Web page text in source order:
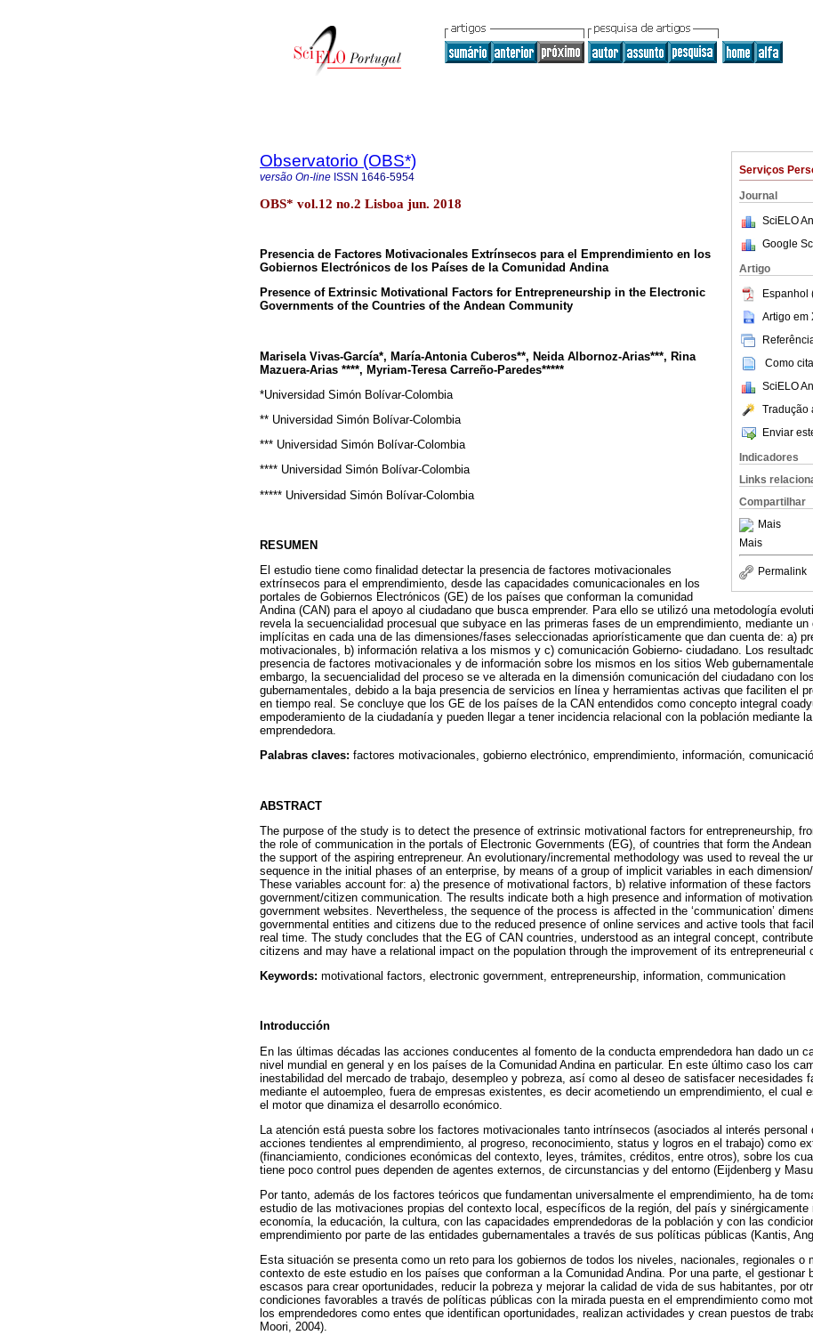
Serviços
Journal
SciELO
Google
Artigo
Espanhol
Artigo em
Como
SciELO
Tradução
Enviar
Indicadores
Links
Compartilhar
Mais
Mais
Permalink
Observatorio (OBS*)
versão On-line ISSN 1646-5954
OBS* vol.12 no.2 Lisboa jun. 2018
Presencia de Factores Motivacionales Extrínsecos para el Emprendimiento en los
Gobiernos Electrónicos de los Países de la Comunidad Andina
Presence of Extrinsic Motivational Factors for Entrepreneurship in the Electronic
Governments of the Countries of the Andean Community
Marisela Vivas-García*, María-Antonia Cuberos**, Neida Albornoz-Arias***, Rina
Mazuera-Arias ****, Myriam-Teresa Carreño-Paredes*****
*Universidad Simón Bolívar-Colombia
** Universidad Simón Bolívar-Colombia
*** Universidad Simón Bolívar-Colombia
**** Universidad Simón Bolívar-Colombia
***** Universidad Simón Bolívar-Colombia
RESUMEN
El estudio tiene como finalidad detectar la presencia de factores motivacionales
extrínsecos para el emprendimiento, desde las capacidades comunicacionales en los
portales de Gobiernos Electrónicos (GE) de los países que conforman la comunidad
Andina (CAN) para el apoyo al ciudadano que busca emprender. Para ello se utilizó una metodología
revela la secuencialidad procesual que subyace en las primeras fases de un emprendimiento, mediante un
implícitas en cada una de las dimensiones/fases seleccionadas apriorísticamente que dan cuenta de: a)
motivacionales, b) información relativa a los mismos y c) comunicación Gobierno- ciudadano. Los
presencia de factores motivacionales y de información sobre los mismos en los sitios Web
embargo, la secuencialidad del proceso se ve alterada en la dimensión comunicación del ciudadano con
gubernamentales, debido a la baja presencia de servicios en línea y herramientas activas que faciliten el
en tiempo real. Se concluye que los GE de los países de la CAN entendidos como concepto integral
empoderamiento de la ciudadanía y pueden llegar a tener incidencia relacional con la población mediante
emprendedora.
Palabras claves: factores motivacionales, gobierno electrónico, emprendimiento, información,
ABSTRACT
The purpose of the study is to detect the presence of extrinsic motivational factors for entrepreneurship,
the role of communication in the portals of Electronic Governments (EG), of countries that form the
the support of the aspiring entrepreneur. An evolutionary/incremental methodology was used to reveal the
sequence in the initial phases of an enterprise, by means of a group of implicit variables in each
These variables account for: a) the presence of motivational factors, b) relative information of these
government/citizen communication. The results indicate both a high presence and information of
government websites. Nevertheless, the sequence of the process is affected in the ‘communication’
governmental entities and citizens due to the reduced presence of online services and active tools that
real time. The study concludes that the EG of CAN countries, understood as an integral concept,
citizens and may have a relational impact on the population through the improvement of its entrepreneurial
Keywords: motivational factors, electronic government, entrepreneurship, information, communication
Introducción
En las últimas décadas las acciones conducentes al fomento de la conducta emprendedora han dado un
nivel mundial en general y en los países de la Comunidad Andina en particular. En este último caso los
inestabilidad del mercado de trabajo, desempleo y pobreza, así como al deseo de satisfacer necesidades
mediante el autoempleo, fuera de empresas existentes, es decir acometiendo un emprendimiento, el cual
el motor que dinamiza el desarrollo económico.
La atención está puesta sobre los factores motivacionales tanto intrínsecos (asociados al interés personal
acciones tendientes al emprendimiento, al progreso, reconocimiento, status y logros en el trabajo) como
(financiamiento, condiciones económicas del contexto, leyes, trámites, créditos, entre otros), sobre los
tiene poco control pues dependen de agentes externos, de circunstancias y del entorno (Eijdenberg y
Por tanto, además de los factores teóricos que fundamentan universalmente el emprendimiento, ha de
estudio de las motivaciones propias del contexto local, específicos de la región, del país y sinérgicamente
economía, la educación, la cultura, con las capacidades emprendedoras de la población y con las
emprendimiento por parte de las entidades gubernamentales a través de sus políticas públicas (Kantis,
Esta situación se presenta como un reto para los gobiernos de todos los niveles, nacionales, regionales o
contexto de este estudio en los países que conforman a la Comunidad Andina. Por una parte, el gestionar
escasos para crear oportunidades, reducir la pobreza y mejorar la calidad de vida de sus habitantes, por
condiciones favorables a través de políticas públicas con la mirada puesta en el emprendimiento como
los emprendedores como entes que identifican oportunidades, realizan actividades y crean puestos de
Moori, 2004).